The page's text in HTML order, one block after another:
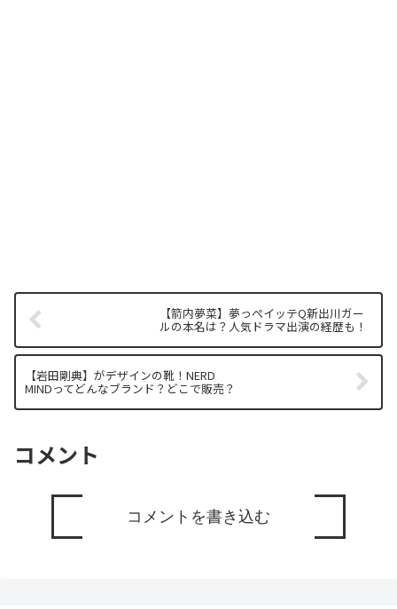
【箭内夢菜】夢っぺイッテQ新出川ガー
ルの本名は？人気ドラマ出演の経歴も！
【岩田剛典】がデザインの靴！NERD
MINDってどんなブランド？どこで販売？
コメント
コメントを書き込む